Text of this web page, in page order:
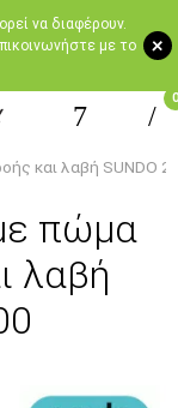
+
να διαφέρουν.
με το
0
και λαβή SUNDO
πώμα
λαβή